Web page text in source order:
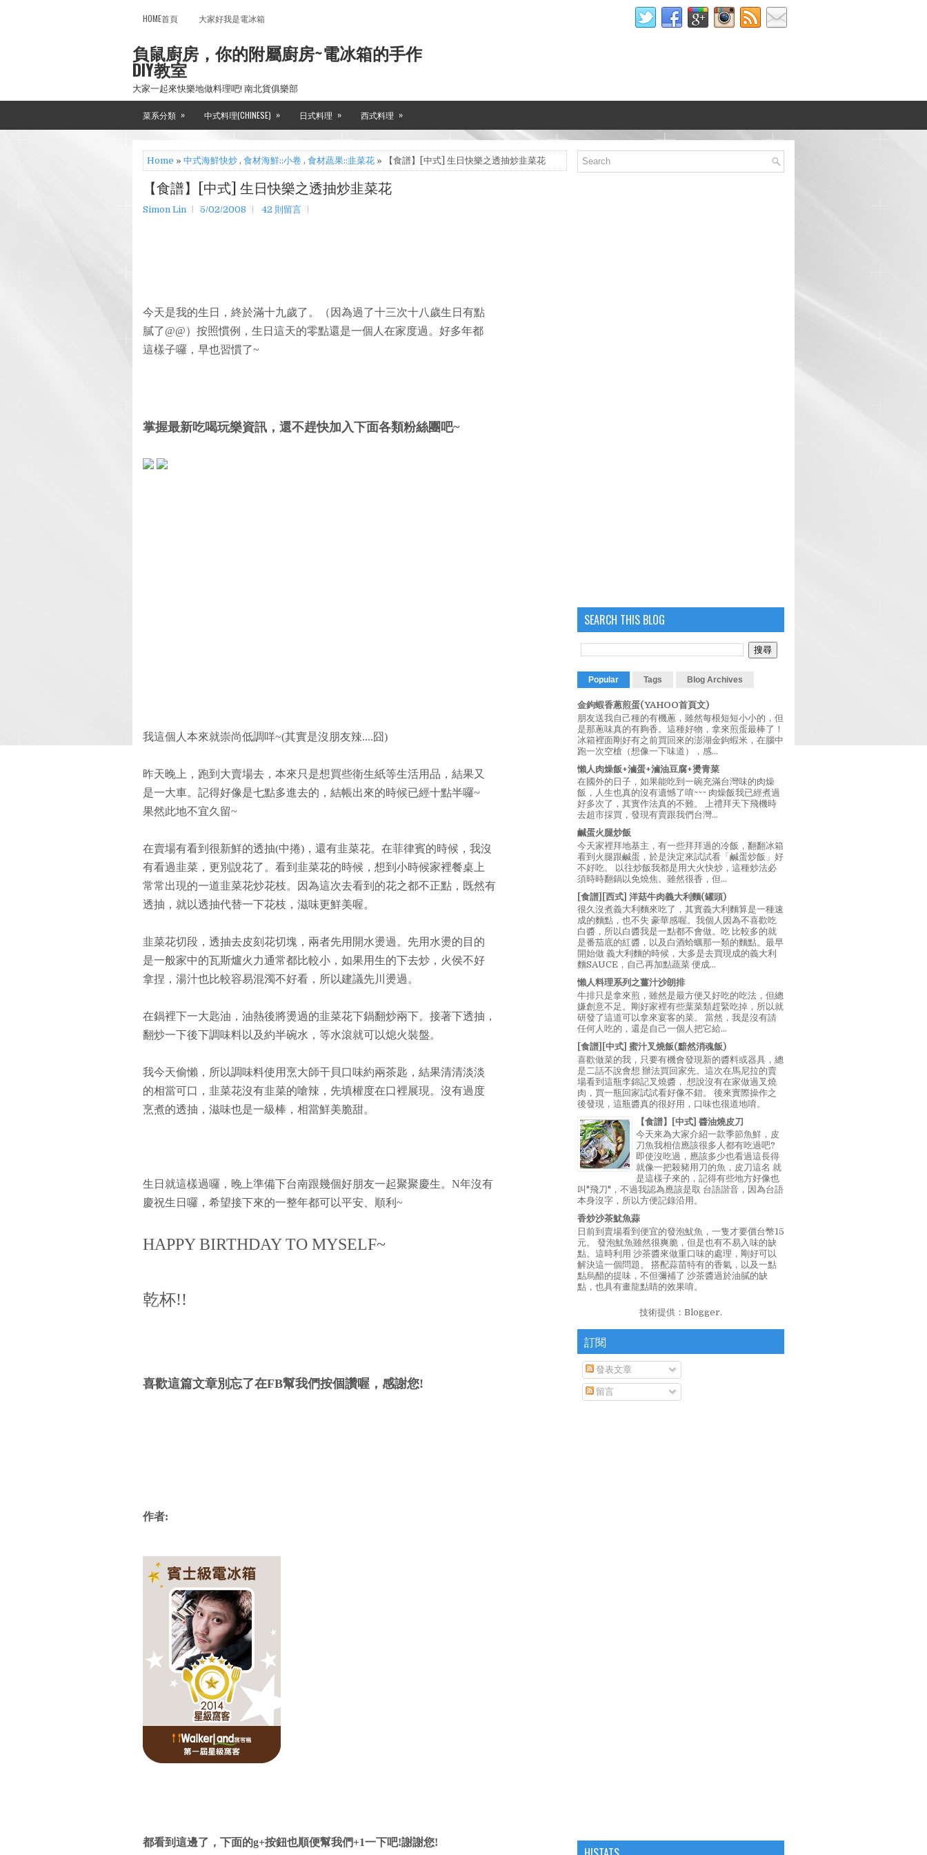
HOME首頁 大家好我是電冰箱
負鼠廚房，你的附屬廚房~電冰箱的手作
DIY教室
大家一起來快樂地做料理吧! 南北貨俱樂部
菜系分類 » 中式料理(CHINESE) » 日式料理 » 西式料理 »
Home » 中式海鮮快炒 , 食材海鮮::小卷 , 食材蔬果::韭菜花 » 【食譜】[中式] 生日快樂之透抽炒韭菜花
【食譜】[中式] 生日快樂之透抽炒韭菜花
Simon Lin 5/02/2008 42 則留言
今天是我的生日，終於滿十九歲了。（因為過了十三次十八歲生日有點
膩了@@）按照慣例，生日這天的零點還是一個人在家度過。好多年都
這樣子囉，早也習慣了~
掌握最新吃喝玩樂資訊，還不趕快加入下面各類粉絲團吧~
我這個人本來就崇尚低調咩~(其實是沒朋友辣....囧)
昨天晚上，跑到大賣場去，本來只是想買些衛生紙等生活用品，結果又
是一大車。記得好像是七點多進去的，結帳出來的時候已經十點半囉~
果然此地不宜久留~
在賣場有看到很新鮮的透抽(中捲)，還有韭菜花。在菲律賓的時候，我沒
有看過韭菜，更別說花了。看到韭菜花的時候，想到小時候家裡餐桌上
常常出現的一道韭菜花炒花枝。因為這次去看到的花之都不正點，既然有
透抽，就以透抽代替一下花枝，滋味更鮮美喔。
韭菜花切段，透抽去皮刻花切塊，兩者先用開水燙過。先用水燙的目的
是一般家中的瓦斯爐火力通常都比較小，如果用生的下去炒，火侯不好
拿捏，湯汁也比較容易混濁不好看，所以建議先川燙過。
在鍋裡下一大匙油，油熱後將燙過的韭菜花下鍋翻炒兩下。接著下透抽，
翻炒一下後下調味料以及約半碗水，等水滾就可以熄火裝盤。
我今天偷懶，所以調味料使用烹大師干貝口味約兩茶匙，結果清清淡淡
的相當可口，韭菜花沒有韭菜的嗆辣，先填權度在口裡展現。沒有過度
烹煮的透抽，滋味也是一級棒，相當鮮美脆甜。
生日就這樣過囉，晚上準備下台南跟幾個好朋友一起聚聚慶生。N年沒有
慶祝生日囉，希望接下來的一整年都可以平安、順利~
HAPPY BIRTHDAY TO MYSELF~
乾杯!!
喜歡這篇文章別忘了在FB幫我們按個讚喔，感謝您!
作者:
都看到這邊了，下面的g+按鈕也順便幫我們+1一下吧!謝謝您!
SEARCH THIS BLOG
Popular Tags Blog Archives
金鉤蝦香蔥煎蛋(YAHOO首頁文)
朋友送我自己種的有機蔥，雖然每根短短小小的，但
是那蔥味真的有夠香。這種好物，拿來煎蛋最棒了！
冰箱裡面剛好有之前買回來的澎湖金鉤蝦米，在腦中
跑一次空槍（想像一下味道），感...
懶人肉燥飯+滷蛋+滷油豆腐+燙青菜
在國外的日子，如果能吃到一碗充滿台灣味的肉燥
飯，人生也真的沒有遺憾了唷~~~ 肉燥飯我已經煮過
好多次了，其實作法真的不難。 上禮拜天下飛機時
去超市採買，發現有賣跟我們台灣...
鹹蛋火腿炒飯
今天家裡拜地基主，有一些拜拜過的冷飯，翻翻冰箱
看到火腿跟鹹蛋，於是決定來試試看「鹹蛋炒飯」好
不好吃。 以往炒飯我都是用大火快炒，這種炒法必
須時時翻鍋以免燒焦。雖然很香，但...
[食譜][西式] 洋菇牛肉義大利麵(罐頭)
很久沒煮義大利麵來吃了，其實義大利麵算是一種速
成的麵點，也不失 豪華感喔。我個人因為不喜歡吃
白醬，所以白醬我是一點都不會做。吃 比較多的就
是番茄底的紅醬，以及白酒蛤蠣那一類的麵點。最早
開始做 義大利麵的時候，大多是去買現成的義大利
麵SAUCE，自己再加點蔬菜 便成...
懶人料理系列之薑汁沙朗排
牛排只是拿來煎，雖然是最方便又好吃的吃法，但總
嫌創意不足。剛好家裡有些葉菜類趕緊吃掉，所以就
研發了這道可以拿來宴客的菜。 當然，我是沒有請
任何人吃的，還是自己一個人把它給...
[食譜][中式] 蜜汁叉燒飯(黯然消魂飯)
喜歡做菜的我，只要有機會發現新的醬料或器具，總
是二話不說會想 辦法買回家先。這次在馬尼拉的賣
場看到這瓶李錦記叉燒醬， 想說沒有在家做過叉燒
肉，買一瓶回家試試看好像不錯。 後來實際操作之
後發現，這瓶醬真的很好用，口味也很道地唷。
【食譜】[中式] 醬油燒皮刀
今天來為大家介紹一款季節魚鮮，皮
刀魚我相信應該很多人都有吃過吧?
即使沒吃過，應該多少也看過這長得
就像一把殺豬用刀的魚，皮刀這名 就
是這樣子來的，記得有些地方好像也
叫"飛刀"，不過我認為應該是取 台語諧音，因為台語
本身沒字，所以方便記錄沿用。
香炒沙茶魷魚蒜
日前到賣場看到便宜的發泡魷魚，一隻才要價台幣15
元。 發泡魷魚雖然很爽脆，但是也有不易入味的缺
點。這時利用 沙茶醬來做重口味的處理，剛好可以
解決這一個問題。 搭配蒜苗特有的香氣，以及一點
點烏醋的提味，不但彌補了 沙茶醬過於油膩的缺
點，也具有畫龍點睛的效果唷。
技術提供： Blogger.
訂閱
發表文章
留言